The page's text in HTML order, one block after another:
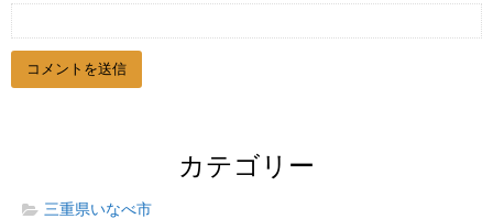
カテゴリー
三重県いなべ市